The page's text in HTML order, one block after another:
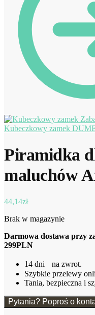
Kubeczkowy zamek
Piramidka
maluchów
44,14zł
Brak w magazynie
Darmowa dostawa przy
299PLN
14 dni na zwrot.
Szybkie przelewy
Tania, bezpieczna i
Pytania? Poproś o